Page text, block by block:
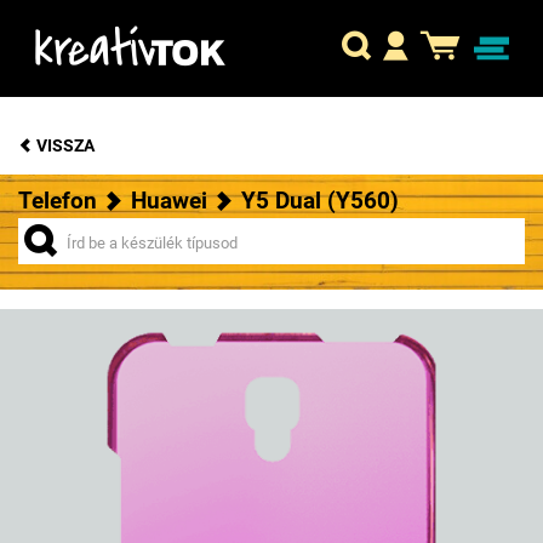
VISSZA
Telefon Huawei Y5 Dual (Y560)